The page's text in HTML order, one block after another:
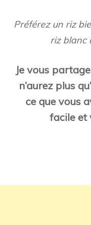
Préférez un riz
riz blanc
Je vous
n’aurez plus
ce que vous
facile et